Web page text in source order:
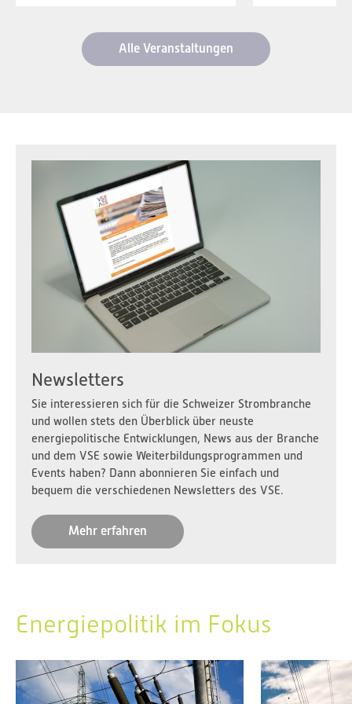
Alle Veranstaltungen
Newsletters
Sie interessieren sich für die Schweizer Strombranche
und wollen stets den Überblick über neuste
energiepolitische Entwicklungen, News aus der Branche
und dem VSE sowie Weiterbildungsprogrammen und
Events haben? Dann abonnieren Sie einfach und
bequem die verschiedenen Newsletters des VSE.
Mehr erfahren
Energiepolitik im Fokus